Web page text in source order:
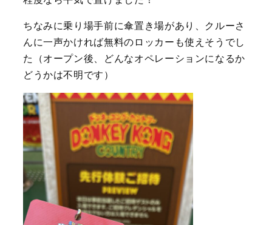
ちなみに乗り場手前に傘置き場があり、クルーさ
んに一声かければ無料のロッカーも使えそうでし
た（オープン後、どんなオペレーションになるか
どうかは不明です）